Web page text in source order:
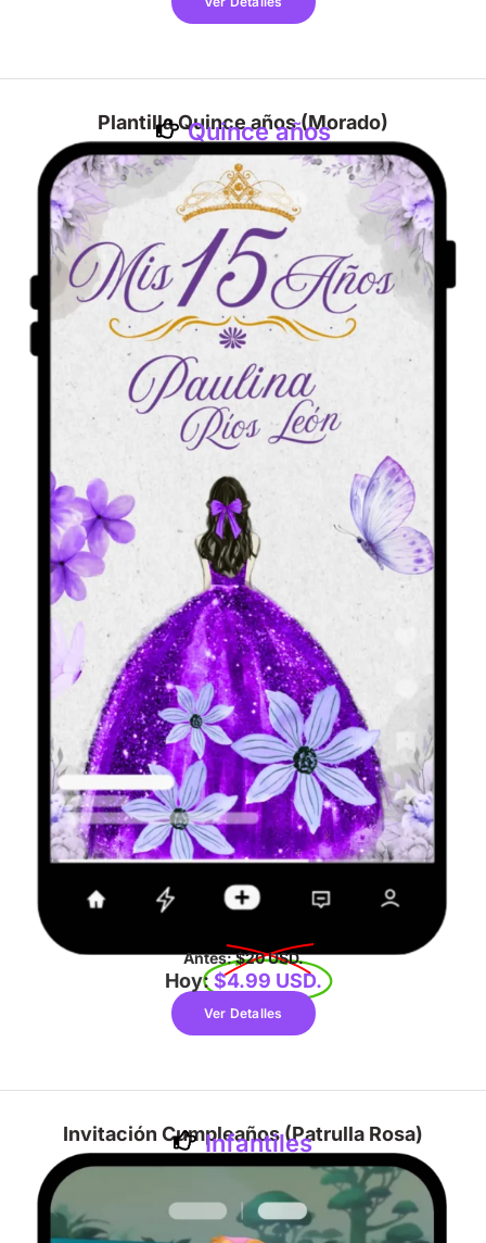
Plantilla Quince años (Morado)
Quince años
Hoy:$4.99 USD.
Ver Detalles
Antes:$20 USD.
Invitación Cumpleaños (Patrulla Rosa)
Infantiles